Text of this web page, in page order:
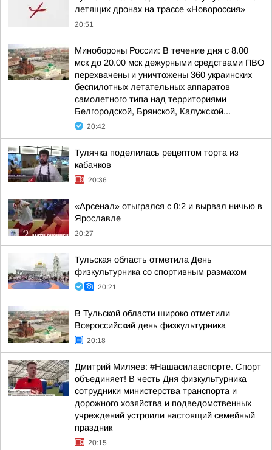
летящих дронах на трассе «Новороссия»
20:51
Минобороны России: В течение дня с 8.00
мск до 20.00 мск дежурными средствами ПВО
перехвачены и уничтожены 360 украинских
беспилотных летательных аппаратов
самолетного типа над территориями
Белгородской, Брянской, Калужской...
20:42
Тулячка поделилась рецептом торта из
кабачков
20:36
«Арсенал» отыгрался с 0:2 и вырвал ничью в
Ярославле
20:27
Тульская область отметила День
физкультурника со спортивным размахом
20:21
В Тульской области широко отметили
Всероссийский день физкультурника
20:18
Дмитрий Миляев: #Нашасилавспорте. Спорт
объединяет! В честь Дня физкультурника
сотрудники министерства транспорта и
дорожного хозяйства и подведомственных
учреждений устроили настоящий семейный
праздник
20:15